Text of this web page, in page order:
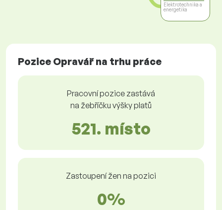
Elektrotechnika a
energetika
Pozice Opravář na trhu práce
Pracovní pozice zastává
na žebříčku výšky platů
521. místo
Zastoupení žen na pozici
0%